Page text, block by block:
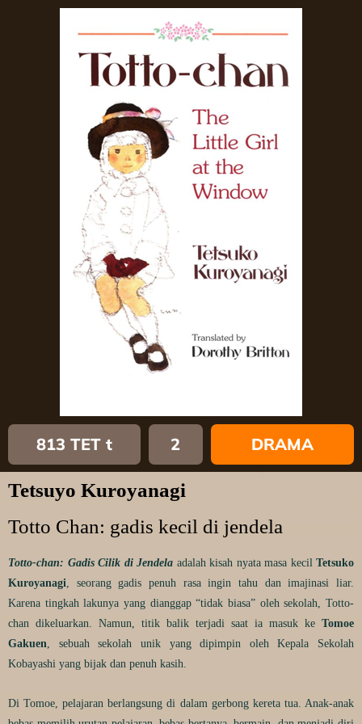
813 TET t 2 DRAMA
Tetsuyo Kuroyanagi
Totto Chan: gadis kecil di jendela
Totto-chan: Gadis Cilik di Jendela adalah kisah nyata masa kecil Tetsuko
Kuroyanagi, seorang gadis penuh rasa ingin tahu dan imajinasi liar.
Karena tingkah lakunya yang dianggap “tidak biasa” oleh sekolah, Totto-
chan dikeluarkan. Namun, titik balik terjadi saat ia masuk ke Tomoe
Gakuen, sebuah sekolah unik yang dipimpin oleh Kepala Sekolah
Kobayashi yang bijak dan penuh kasih.
Di Tomoe, pelajaran berlangsung di dalam gerbong kereta tua. Anak-anak